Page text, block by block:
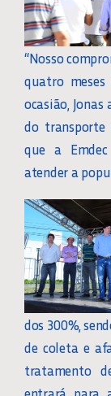
“Nosso
quatro
ocasião,
do transporte
que a
atender a
dos 300%,
de coleta e
tratamento